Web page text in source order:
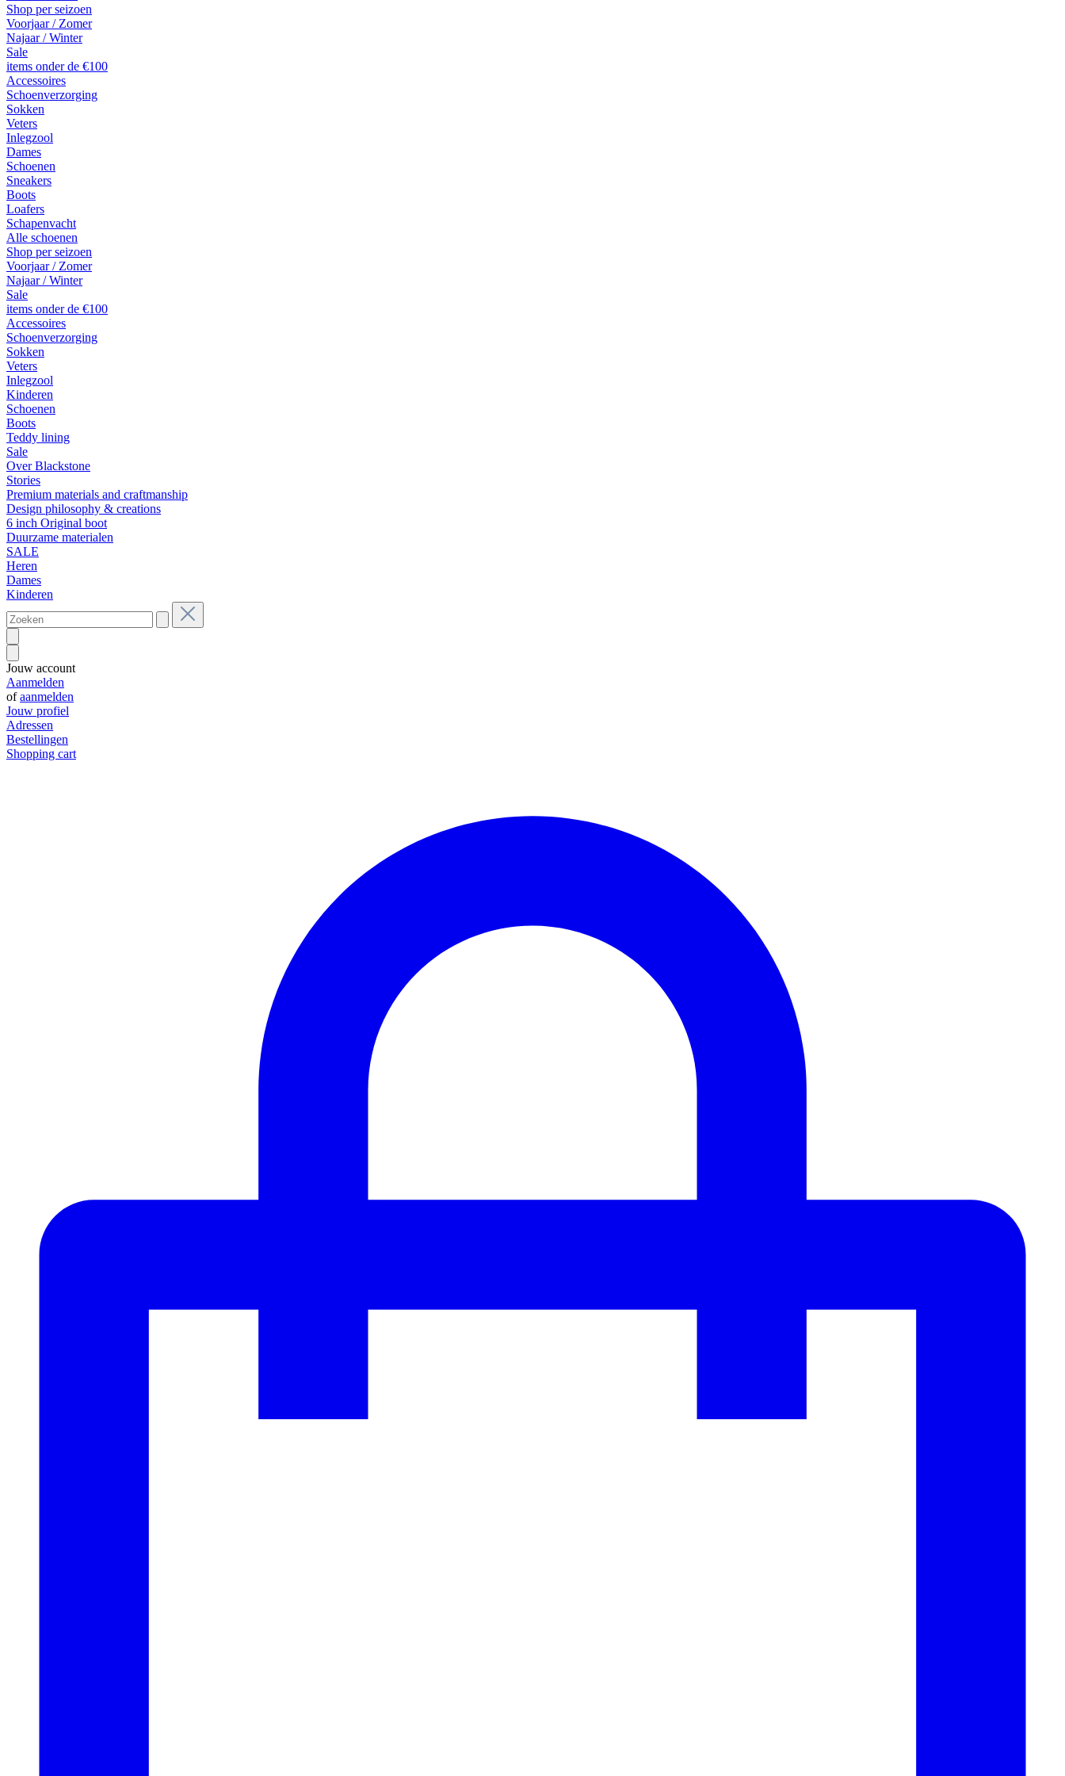
Shop per seizoen
Voorjaar / Zomer
Najaar / Winter
Sale
items onder de €100
Accessoires
Schoenverzorging
Sokken
Veters
Inlegzool
Dames
Schoenen
Sneakers
Boots
Loafers
Schapenvacht
Alle schoenen
Shop per seizoen
Voorjaar / Zomer
Najaar / Winter
Sale
items onder de €100
Accessoires
Schoenverzorging
Sokken
Veters
Inlegzool
Kinderen
Schoenen
Boots
Teddy lining
Sale
Over Blackstone
Stories
Premium materials and craftmanship
Design philosophy & creations
6 inch Original boot
Duurzame materialen
SALE
Heren
Dames
Kinderen
Jouw account
Aanmelden
ofaanmelden
Jouw profiel
Adressen
Bestellingen
Shopping cart